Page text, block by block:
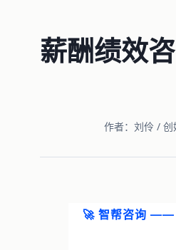
薪酬绩效
作者：刘伶 /
🚀 智帮咨询 ——